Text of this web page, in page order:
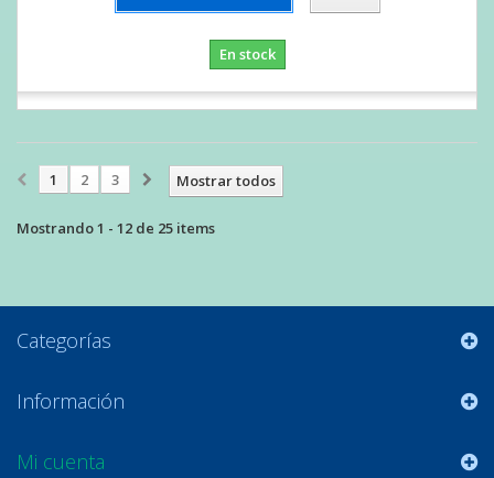
En stock
Mostrar todos
1 2 3
Mostrando 1 - 12 de 25 items
Categorías
Información
Mi cuenta